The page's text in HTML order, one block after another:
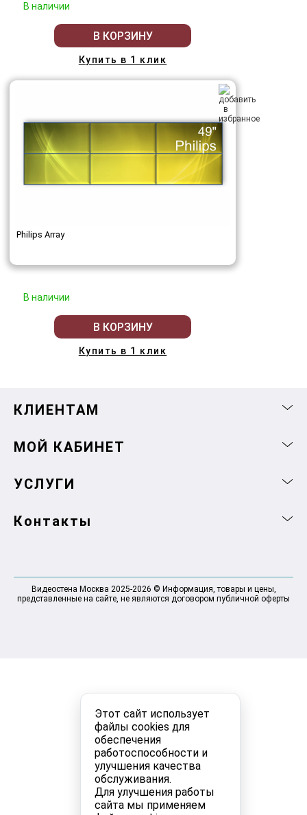
Этот сайт использует
файлы cookies для
обеспечения
работоспособности и
улучшения качества
обслуживания.
Для улучшения работы
сайта мы применяем
В наличии
В КОРЗИНУ
Купить в 1 клик
Philips Array
В наличии
В КОРЗИНУ
Купить в 1 клик
КЛИЕНТАМ
МОЙ КАБИНЕТ
УСЛУГИ
Контакты
Видеостена Москва 2025-2026 © Информация, товары и цены,
представленные на сайте, не являются договором публичной оферты